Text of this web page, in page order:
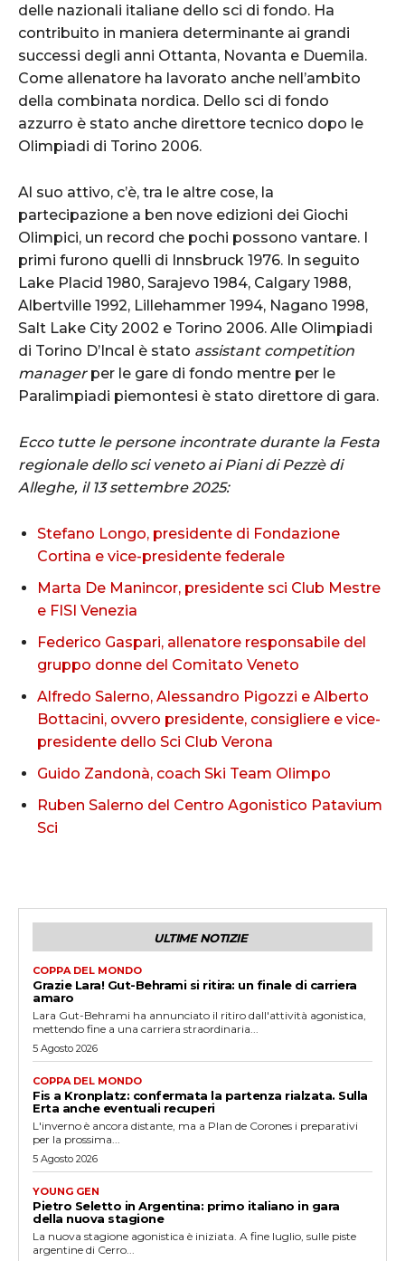
delle nazionali italiane dello sci di fondo. Ha
contribuito in maniera determinante ai grandi
successi degli anni Ottanta, Novanta e Duemila.
Come allenatore ha lavorato anche nell’ambito
della combinata nordica. Dello sci di fondo
azzurro è stato anche direttore tecnico dopo le
Olimpiadi di Torino 2006.
Al suo attivo, c’è, tra le altre cose, la
partecipazione a ben nove edizioni dei Giochi
Olimpici, un record che pochi possono vantare. I
primi furono quelli di Innsbruck 1976. In seguito
Lake Placid 1980, Sarajevo 1984, Calgary 1988,
Albertville 1992, Lillehammer 1994, Nagano 1998,
Salt Lake City 2002 e Torino 2006. Alle Olimpiadi
di Torino D’Incal è stato assistant competition
managerper le gare di fondo mentre per le
Paralimpiadi piemontesi è stato direttore di gara.
Ecco tutte le persone incontrate durante la Festa
regionale dello sci veneto ai Piani di Pezzè di
Alleghe, il 13 settembre 2025:
Stefano Longo, presidente di Fondazione
Cortina e vice-presidente federale
Marta De Manincor, presidente sci Club Mestre
e FISI Venezia
Federico Gaspari, allenatore responsabile del
gruppo donne del Comitato Veneto
Alfredo Salerno, Alessandro Pigozzi e Alberto
Bottacini, ovvero presidente, consigliere e vice-
presidente dello Sci Club Verona
Guido Zandonà, coach Ski Team Olimpo
Ruben Salerno del Centro Agonistico Patavium
Sci
ULTIME NOTIZIE
COPPA DEL MONDO
Grazie Lara! Gut-Behrami si ritira: un finale di carriera
amaro
Lara Gut-Behrami ha annunciato il ritiro dall'attività agonistica,
mettendo fine a una carriera straordinaria...
5 Agosto 2026
COPPA DEL MONDO
Fis a Kronplatz: confermata la partenza rialzata. Sulla
Erta anche eventuali recuperi
L'inverno è ancora distante, ma a Plan de Corones i preparativi
per la prossima...
5 Agosto 2026
YOUNG GEN
Pietro Seletto in Argentina: primo italiano in gara
della nuova stagione
La nuova stagione agonistica è iniziata. A fine luglio, sulle piste
argentine di Cerro...